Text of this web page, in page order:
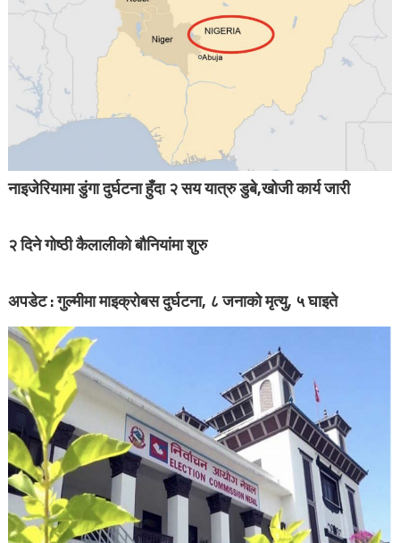
नाइजेरियामा डुंगा दुर्घटना हुँदा २ सय यात्रु डुबे,खोजी कार्य जारी
२ दिने गोष्ठी कैलालीको बौनियांमा शुरु
अपडेट : गुल्मीमा माइक्रोबस दुर्घटना, ८ जनाको मृत्यु, ५ घाइते